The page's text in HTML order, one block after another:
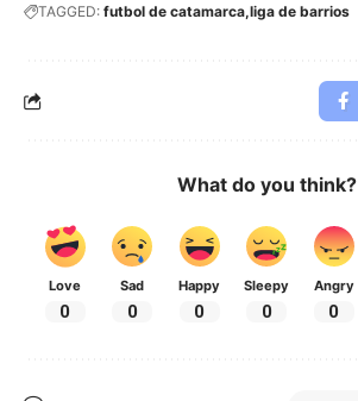
TAGGED: futbol de catamarca liga de barrios
What do you think?
Love
0
Sad
0
Happy
0
Sleepy
0
Angry
0